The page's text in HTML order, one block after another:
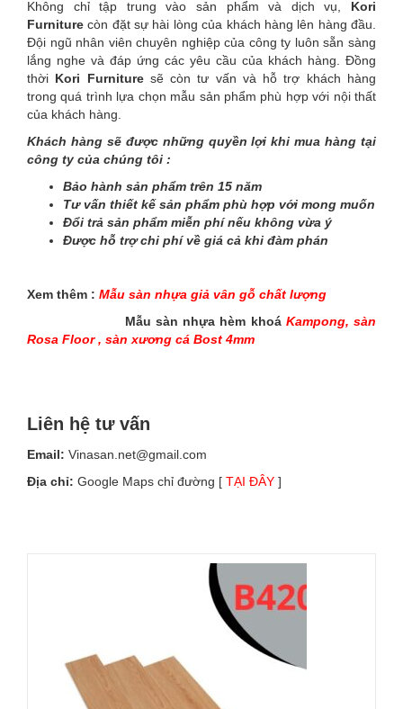
Không chỉ tập trung vào sản phẩm và dịch vụ, Kori
Furniture còn đặt sự hài lòng của khách hàng lên hàng đầu.
Đội ngũ nhân viên chuyên nghiệp của công ty luôn sẵn sàng
lắng nghe và đáp ứng các yêu cầu của khách hàng. Đồng
thời Kori Furniture sẽ còn tư vấn và hỗ trợ khách hàng
trong quá trình lựa chọn mẫu sản phẩm phù hợp với nội thất
của khách hàng.
Khách hàng sẽ được những quyền lợi khi mua hàng tại
công ty của chúng tôi :
Bảo hành sản phẩm trên 15 năm
Tư vấn thiết kế sản phẩm phù hợp với mong muốn
Đổi trả sản phẩm miễn phí nếu không vừa ý
Được hỗ trợ chi phí về giá cả khi đàm phán
Xem thêm : Mẫu sàn nhựa giả vân gỗ chất lượng
Mẫu sàn nhựa hèm khoá Kampong,sàn
Rosa Floor, sàn xương cá Bost 4mm
Liên hệ tư vấn
Email: Vinasan.net@gmail.com
Địa chỉ: Google Maps chỉ đường [ TẠI ĐÂY ]